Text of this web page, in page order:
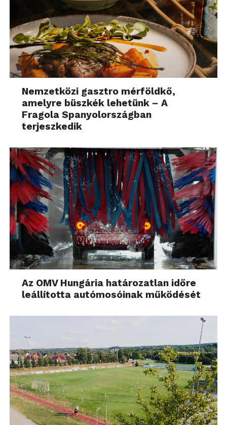
Nemzetközi gasztro mérföldkő,
amelyre büszkék lehetünk – A
Fragola Spanyolországban
terjeszkedik
Az OMV Hungária határozatlan időre
leállította autómosóinak működését